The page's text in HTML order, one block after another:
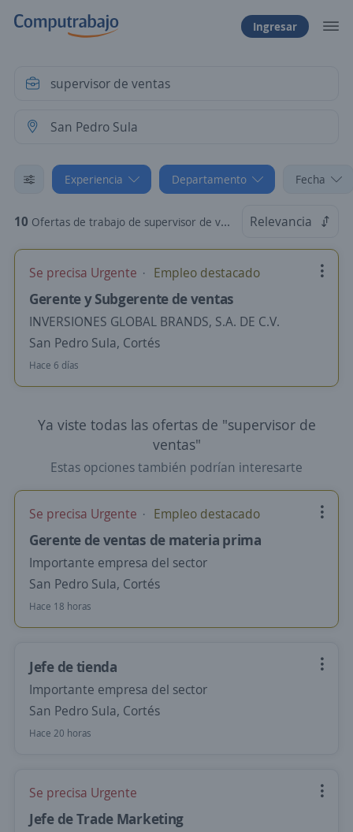
Ingresar
Experiencia Departamento Fecha
10 Ofertas de trabajo de supervisor de ventas sin experiencia en San Pedro Sula, Cortés Relevancia
Se precisa Urgente Empleo destacado
Gerente y Subgerente de ventas
INVERSIONES GLOBAL BRANDS, S.A. DE C.V.
San Pedro Sula, Cortés
Hace 6 días
Ya viste todas las ofertas de "supervisor de
ventas"
Estas opciones también podrían interesarte
Se precisa Urgente Empleo destacado
Gerente de ventas de materia prima
Importante empresa del sector
San Pedro Sula, Cortés
Hace 18 horas
Jefe de tienda
Importante empresa del sector
San Pedro Sula, Cortés
Hace 20 horas
Se precisa Urgente
Jefe de Trade Marketing